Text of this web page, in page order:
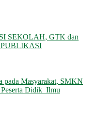
SEKOLAH, GTK dan
pada Masyarakat, SMKN
Didik Ilmu